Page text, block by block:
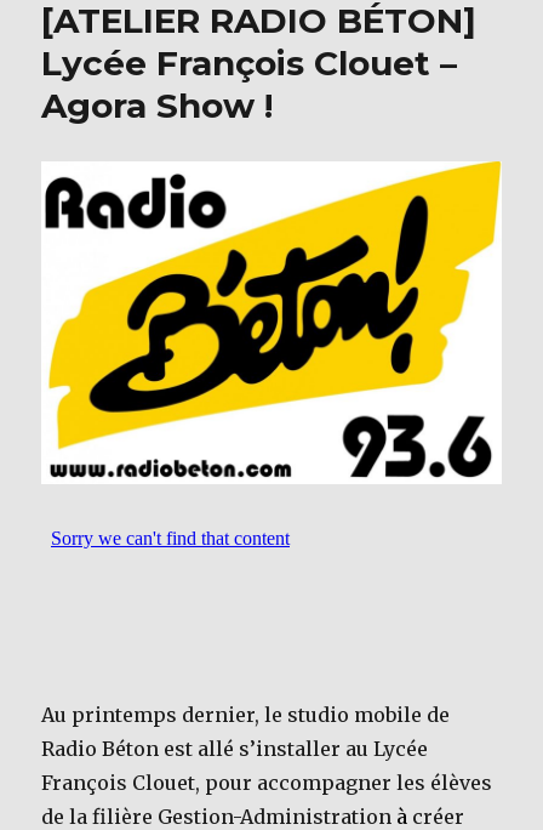
o
o
k
[ATELIER RADIO BÉTON]
Lycée François Clouet –
Agora Show !
Au printemps dernier, le studio mobile de
Radio Béton est allé s’installer au Lycée
François Clouet, pour accompagner les élèves
de la filière Gestion-Administration à créer